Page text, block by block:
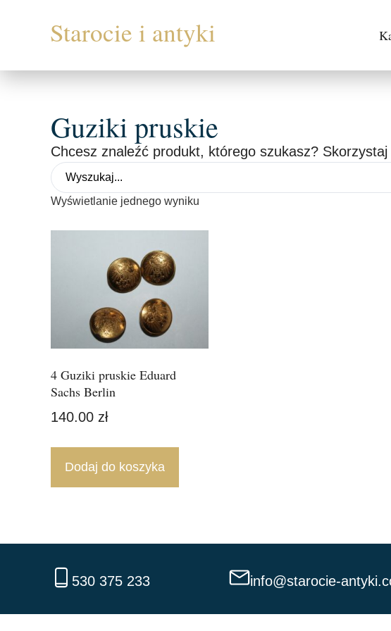
Guziki pruskie
Chcesz znaleźć produkt, którego szukasz?
Wyświetlanie jednego wyniku
4 Guziki pruskie Eduard
Sachs Berlin
140.00 zł
Dodaj do koszyka
530 375 233 info@starocie-